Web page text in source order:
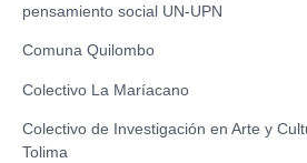
pensamiento social UN-UPN
Comuna Quilombo
Colectivo La Maríacano
Colectivo de Investigación en Arte y
Tolima